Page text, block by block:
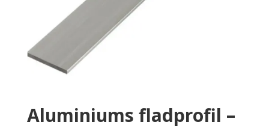
Aluminiums fladprofil –